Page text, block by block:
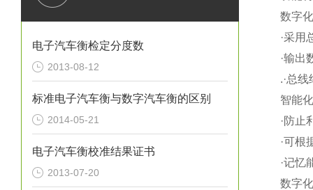
电子汽车衡检定分度数
2013-08-12
标准电子汽车衡与数字汽车衡的区别
2014-05-21
电子汽车衡校准结果证书
2013-07-20
数字
·采用
·输出
.·总线
智能
·防止
·可根
·记忆
数字